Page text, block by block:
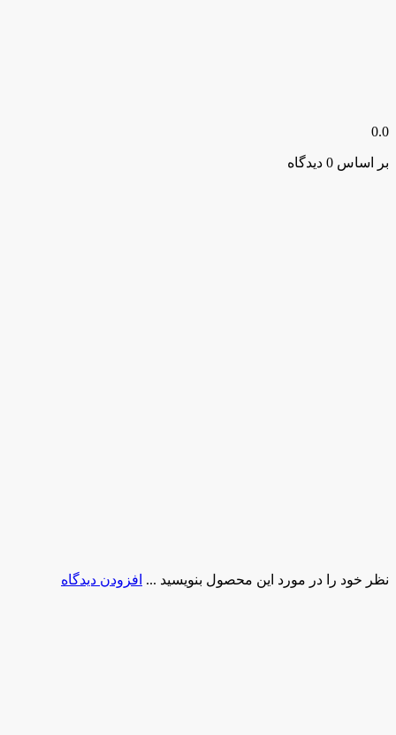
0.0
بر اساس 0 دیدگاه
نظر خود را در مورد این محصول بنویسید ... افزودن دیدگاه